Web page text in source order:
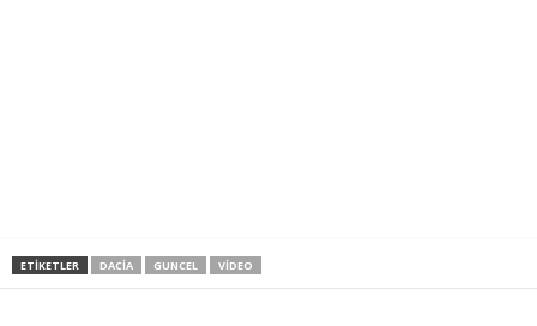
ETIKETLER DACIA GUNCEL VIDEO